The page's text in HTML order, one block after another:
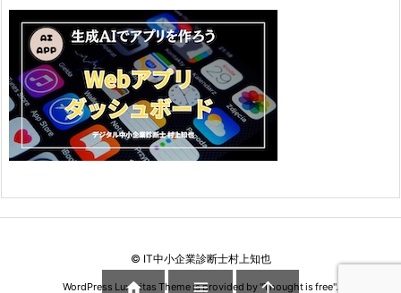
© IT中小企業診断士村上知也
WordPress Luxeritas Theme is provided by "Thought is free".
  